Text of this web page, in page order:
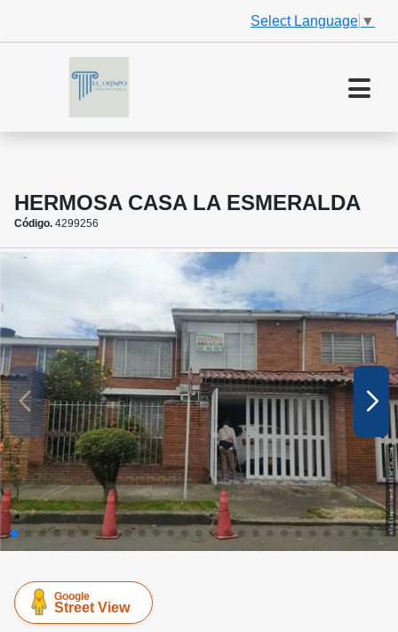
Select Language ▼
HERMOSA CASA LA ESMERALDA
Código. 4299256
Google
Street View